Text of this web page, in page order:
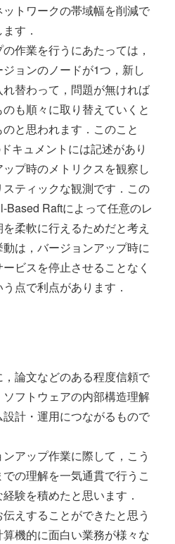
トワークの帯域幅を削減で
す．
作業を行うにあたっては，
ョンのノードが1つ，新し
替わって，問題が無ければ
も順々に取り替えていくと
と思われます．このこと
キュメントには記述があり
プ時のメトリクスを観察し
ティックな観測です．この
Based Raftによって任意のレ
柔軟に行えるためだと考え
は，バージョンアップ時に
ビスを停止させることなく
点で利点があります．
論文などのある程度信頼で
フトウェアの内部構造理解
計・運用につながるもので
アップ作業に際して，こう
の理解を一気通貫で行うこ
験を積めたと思います．
えすることができたと思う
機的に面白い業務が様々な